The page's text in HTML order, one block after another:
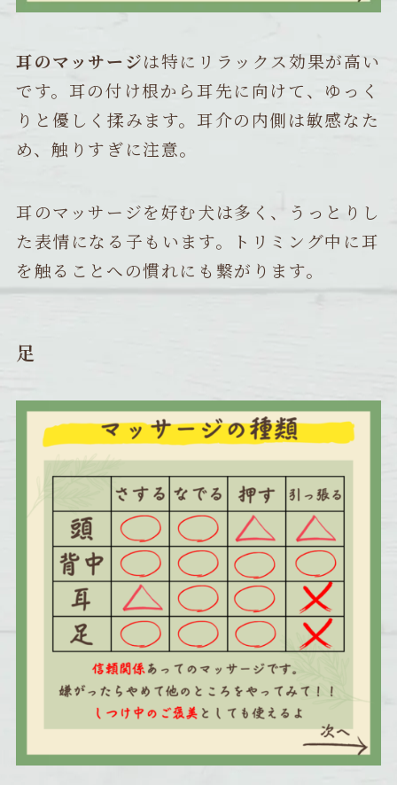
耳のマッサージは特にリラックス効果が高い
です。耳の付け根から耳先に向けて、ゆっく
りと優しく揉みます。耳介の内側は敏感なた
め、触りすぎに注意。
耳のマッサージを好む犬は多く、うっとりし
た表情になる子もいます。トリミング中に耳
を触ることへの慣れにも繋がります。
足